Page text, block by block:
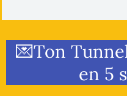
💌Ton
en 5